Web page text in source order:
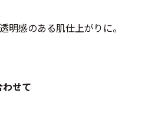
明感のある肌仕上がりに。
せて